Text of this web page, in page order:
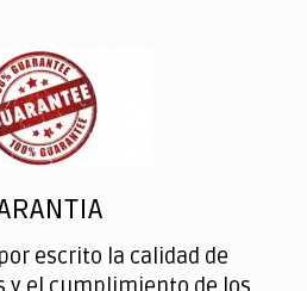
escrito la calidad de